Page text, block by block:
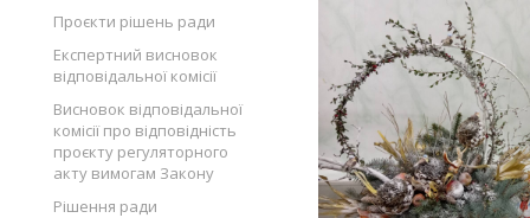
Проєкти рішень ради
Експертний висновок
відповідальної комісії
Висновок відповідальної
комісії про відповідність
проєкту регуляторного
акту вимогам Закону
Рішення ради